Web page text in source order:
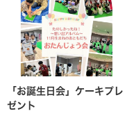
「お誕生日会」ケーキプレ
ゼント